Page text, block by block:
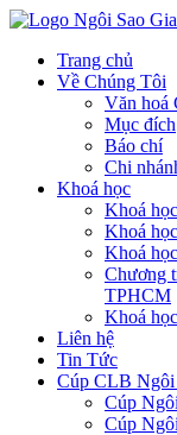
Trang chủ
Về Chúng Tôi
Văn hoá
Mục đích
Báo chí
Chi
Khoá học
Khoá
Khoá
Khoá
Chương
TPHCM
Khoá
Liên hệ
Tin Tức
Cúp CLB
Cúp
Cúp